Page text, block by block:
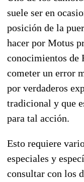
suele ser en
posición de la
hacer por Motus
conocimientos de
cometer un error
por verdaderos
tradicional y que
para tal acción.
Esto requiere
especiales y
consultar con los